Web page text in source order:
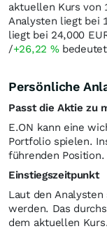
aktuellen Kurs von
Analysten liegt bei
liegt bei 24,000
/+26,22 %
Persönliche
Passt die Aktie zu
E.ON kann eine
Portfolio spielen.
führenden Position.
Einstiegszeitpunkt
Laut den
werden. Das
dem aktuellen